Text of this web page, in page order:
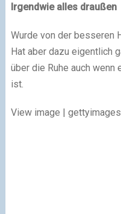
Irgendwie alles draußen
Wurde von der besseren
Hat aber dazu eigentlich
über die Ruhe auch
ist.
View image |